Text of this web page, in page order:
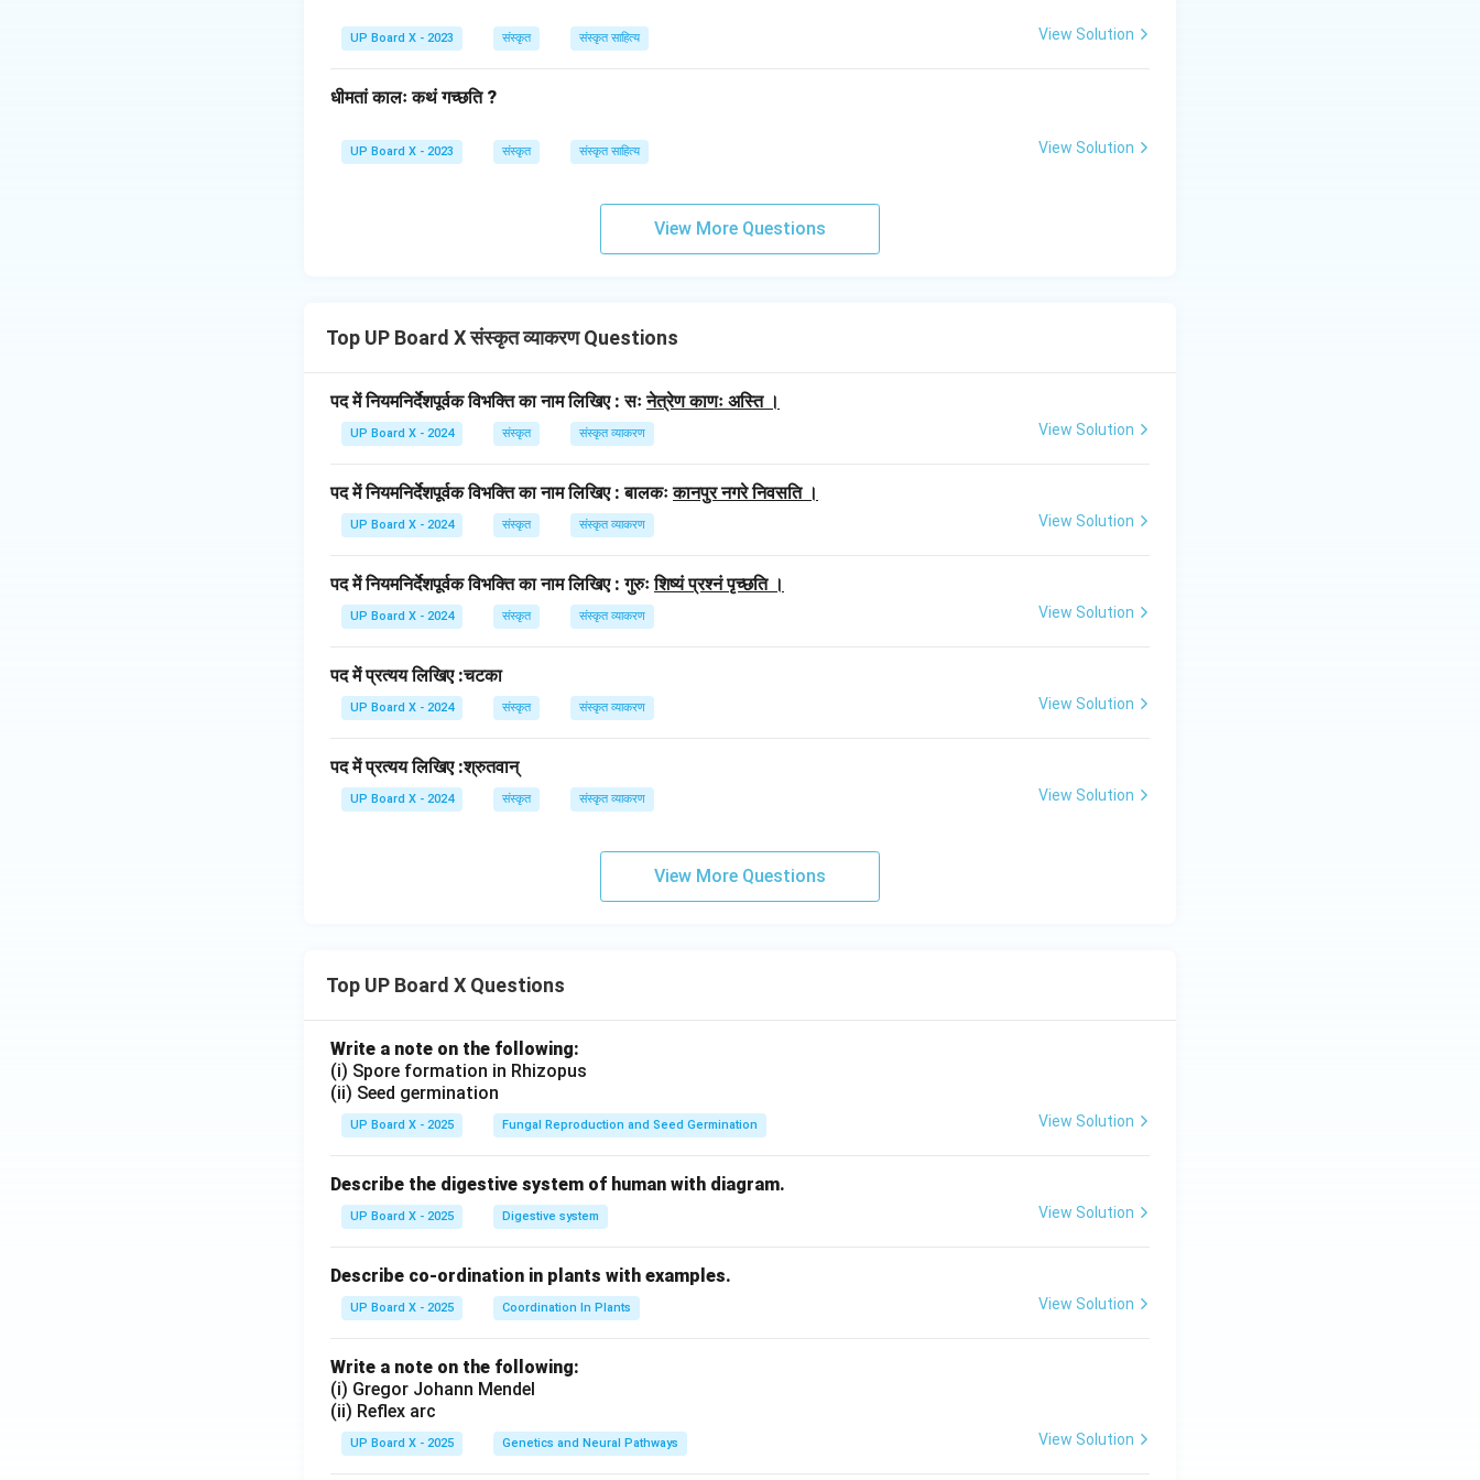
UP Board X - 2023 संस्कृत संस्कृत साहित्य View Solution
धीमतां कालः कथं गच्छति ?
UP Board X - 2023 संस्कृत संस्कृत साहित्य View Solution
View More Questions
Top UP Board X संस्कृत व्याकरण Questions
पद में नियमनिर्देशपूर्वक विभक्ति का नाम लिखिए : सःनेत्रेण काणः अस्ति ।
UP Board X - 2024 संस्कृत संस्कृत व्याकरण View Solution
पद में नियमनिर्देशपूर्वक विभक्ति का नाम लिखिए : बालकःकानपुर नगरे निवसति ।
UP Board X - 2024 संस्कृत संस्कृत व्याकरण View Solution
पद में नियमनिर्देशपूर्वक विभक्ति का नाम लिखिए : गुरुःशिष्यं प्रश्नं पृच्छति ।
UP Board X - 2024 संस्कृत संस्कृत व्याकरण View Solution
पद में प्रत्यय लिखिए :चटका
UP Board X - 2024 संस्कृत संस्कृत व्याकरण View Solution
पद में प्रत्यय लिखिए :श्रुतवान्
UP Board X - 2024 संस्कृत संस्कृत व्याकरण View Solution
View More Questions
Top UP Board X Questions
Write a note on the following:
(i) Spore formation in Rhizopus
(ii) Seed germination
UP Board X - 2025 Fungal Reproduction and Seed Germination View Solution
Describe the digestive system of human with diagram.
UP Board X - 2025 Digestive system View Solution
Describe co-ordination in plants with examples.
UP Board X - 2025 Coordination In Plants View Solution
Write a note on the following:
(i) Gregor Johann Mendel
(ii) Reflex arc
UP Board X - 2025 Genetics and Neural Pathways View Solution